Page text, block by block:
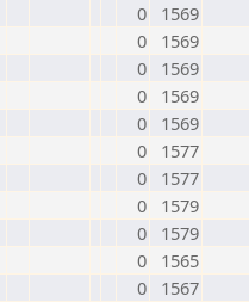
0
1569
0
1569
0
1569
0
1569
0
1569
0
1577
0
1577
0
1579
0
1579
0
1565
0
1567